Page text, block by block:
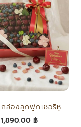
HVD-10 กล่องลูกฟูกเชอรี่หูหิ้ว
1,890.00 ฿